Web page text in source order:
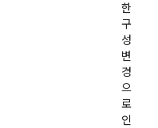
한
구
성
변
경
으
로
인